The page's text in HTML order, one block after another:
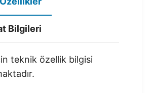
Bilgileri
teknik özellik bilgisi